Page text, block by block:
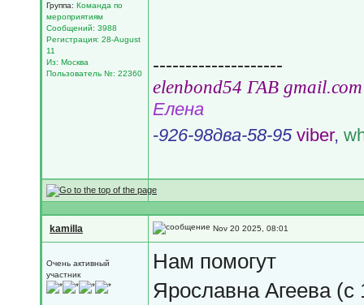
Группа: Команда по
мероприятиям
Сообщений: 3988
Регистрация: 28-August
11
Из: Москва
Пользователь №: 22360
--------------------
еlеnbоnd54 ГАВ gmail.соm
Елена
-926-98два-58-95 viber,
kamilla Nov 20 2025, 08:01
Очень активный
участник
Нам помогут
Ярославна Агеева (с